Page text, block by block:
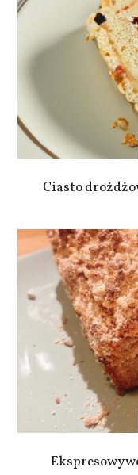
Ciasto
Ekspresowy